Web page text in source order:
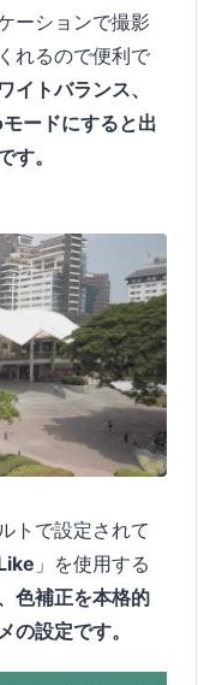
ーションで撮影
れるので便利で
イトバランス、
ードにすると出
す。
トで設定されて
」を使用する
色補正を本格的
の設定です。